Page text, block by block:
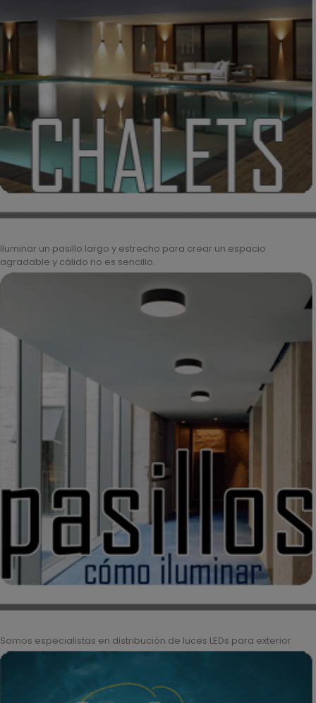
Iluminar un pasillo largo y estrecho para crear un espacio
agradable y cálido no es sencillo.
Somos especialistas en distribución de luces LEDs para exterior